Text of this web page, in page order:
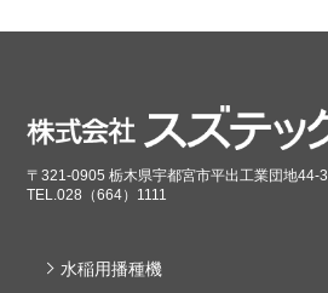
〒321-0905 栃木県宇都宮市平出工業団地44-3
TEL.028（664）1111
水稲用播種機